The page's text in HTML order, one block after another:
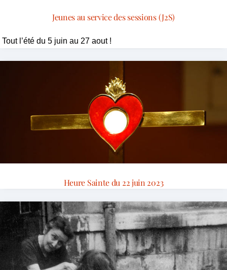
Jeunes au service des sessions (J2S)
Tout l’été du 5 juin au 27 aout !
Heure Sainte du 22 juin 2023